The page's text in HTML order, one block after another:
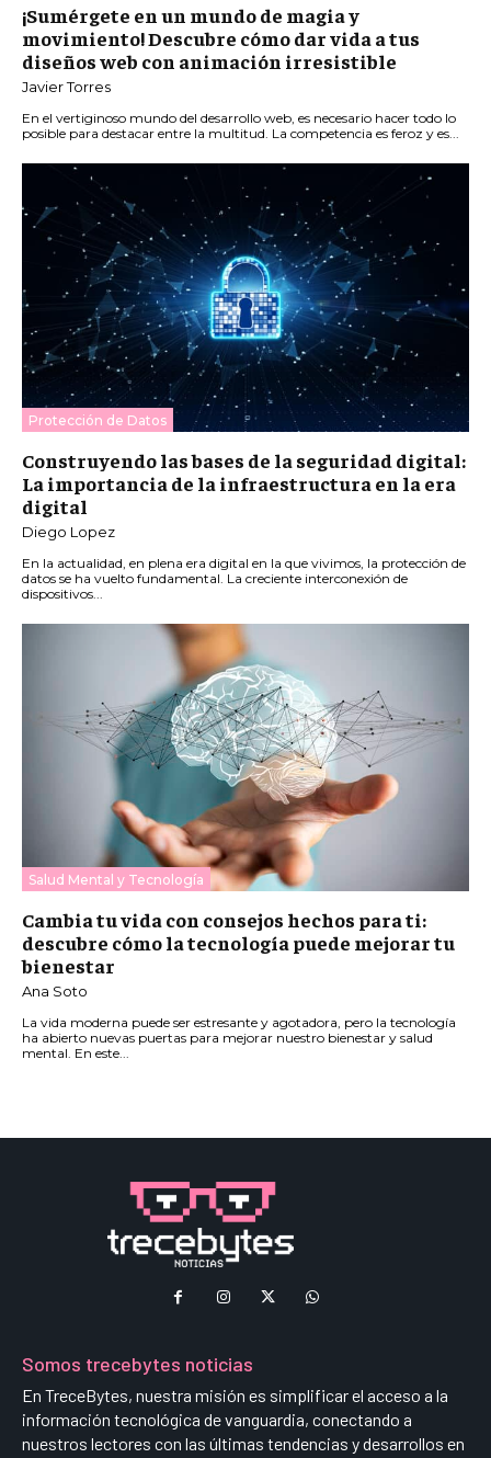
¡Sumérgete en un mundo de magia y
movimiento! Descubre cómo dar vida a tus
diseños web con animación irresistible
Javier Torres
En el vertiginoso mundo del desarrollo web, es necesario hacer todo lo
posible para destacar entre la multitud. La competencia es feroz y es...
Protección de Datos
Construyendo las bases de la seguridad digital:
La importancia de la infraestructura en la era
digital
Diego Lopez
En la actualidad, en plena era digital en la que vivimos, la protección de
datos se ha vuelto fundamental. La creciente interconexión de
dispositivos...
Salud Mental y Tecnología
Cambia tu vida con consejos hechos para ti:
descubre cómo la tecnología puede mejorar tu
bienestar
Ana Soto
La vida moderna puede ser estresante y agotadora, pero la tecnología
ha abierto nuevas puertas para mejorar nuestro bienestar y salud
mental. En este...
Somos trecebytes noticias
En TreceBytes, nuestra misión es simplificar el acceso a la
información tecnológica de vanguardia, conectando a
nuestros lectores con las últimas tendencias y desarrollos en